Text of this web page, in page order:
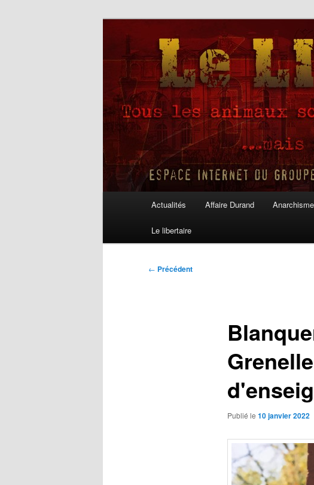
Le Libertaire
Actualités Affaire Durand
Le libertaire
Navigation
← Précédent
Publié le 10 janvier 2022